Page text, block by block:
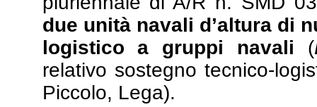
due unità navali d’altura di
logistico a gruppi navali (
relativo sostegno tecnico-
Piccolo, Lega).